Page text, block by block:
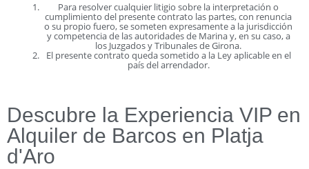
Para resolver cualquier litigio sobre la interpretación o
cumplimiento del presente contrato las partes, con renuncia
o su propio fuero, se someten expresamente a la jurisdicción
y competencia de las autoridades de Marina y, en su caso, a
los Juzgados y Tribunales de Girona.
El presente contrato queda sometido a la Ley aplicable en el
país del arrendador.
Descubre la Experiencia VIP en
Alquiler de Barcos en Platja
d'Aro